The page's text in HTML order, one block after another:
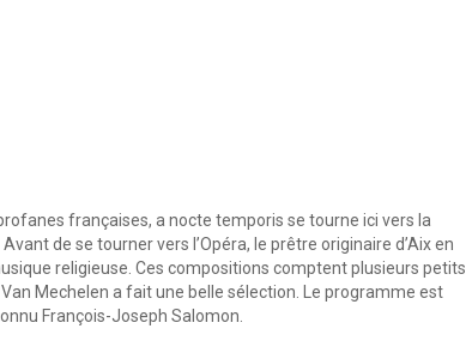
françaises, a nocte temporis se tourne ici vers la
de se tourner vers l’Opéra, le prêtre originaire d’Aix en
religieuse. Ces compositions comptent plusieurs petits
Mechelen a fait une belle sélection. Le programme est
François-Joseph Salomon.